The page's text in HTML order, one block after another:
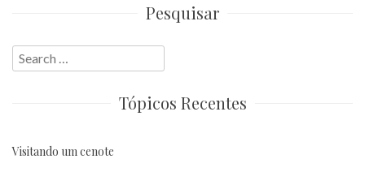
Pesquisar
Search
for:
Tópicos Recentes
Visitando um cenote